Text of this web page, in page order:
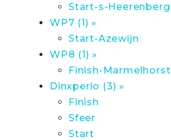
Start-s-Heerenberg
WP7 (1) »
Start-Azewijn
WP8 (1) »
Finish-Marmelhorst
Dinxperlo (3) »
Finish
Sfeer
Start